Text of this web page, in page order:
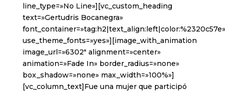
line_type=»No Line»][vc_custom_heading
text=»Gertudris Bocanegra»
font_container=»tag:h2|text_align:left|color:%2320c57e»
use_theme_fonts=»yes»][image_with_animation
image_url=»6302″ alignment=»center»
animation=»Fade In» border_radius=»none»
box_shadow=»none» max_width=»100%»]
[vc_column_text]Fue una mujer que participó